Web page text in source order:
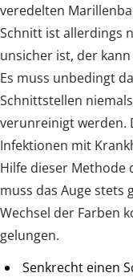
veredelten
Schnitt ist allerdings
unsicher ist, der
Es muss unbedingt
Schnittstellen
verunreinigt werden.
Infektionen mit
Hilfe dieser Methode
muss das Auge stets
Wechsel der Farben
gelungen.
Senkrecht einen